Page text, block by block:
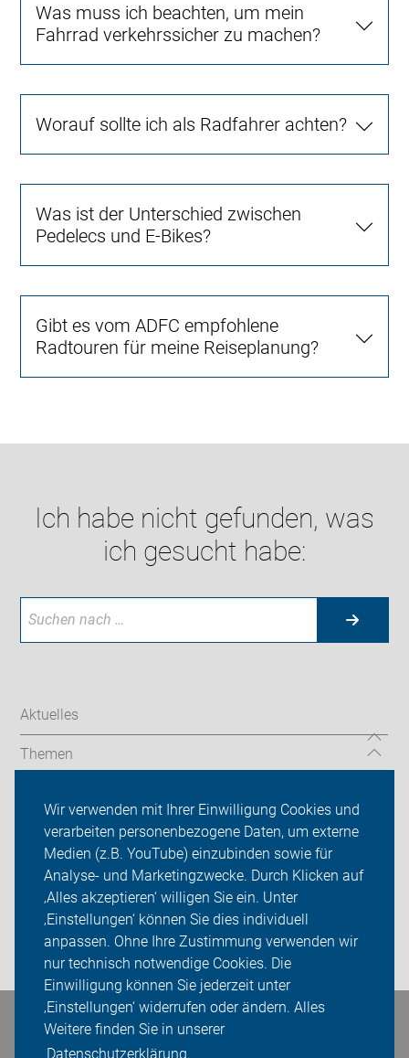
Wir verwenden mit Ihrer Einwilligung Cookies und
verarbeiten personenbezogene Daten, um externe
Medien (z.B. YouTube) einzubinden sowie für
Analyse- und Marketingzwecke. Durch Klicken auf
‚Alles akzeptieren‘ willigen Sie ein. Unter
‚Einstellungen‘ können Sie dies individuell
anpassen. Ohne Ihre Zustimmung verwenden wir
nur technisch notwendige Cookies. Die
Einwilligung können Sie jederzeit unter
‚Einstellungen‘ widerrufen oder ändern. Alles
Weitere finden Sie in unserer
Datenschutzerklärung.
Was muss ich beachten, um mein
Fahrrad verkehrssicher zu machen?
Worauf sollte ich als Radfahrer achten?
Was ist der Unterschied zwischen
Pedelecs und E-Bikes?
Gibt es vom ADFC empfohlene
Radtouren für meine Reiseplanung?
Ich habe nicht gefunden, was
ich gesucht habe:
Aktuelles
Themen
Das machen wir
Sei dabei
Presse
Login
Bleiben Sie in Kontakt